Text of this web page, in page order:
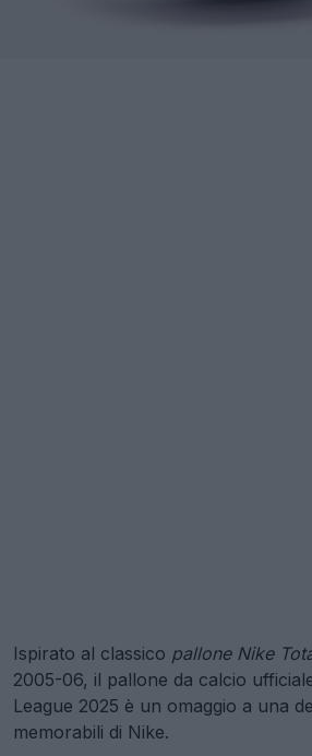
Ispirato al classico pallone Nike
2005-06, il pallone da calcio
League 2025 è un omaggio a una
memorabili di Nike.